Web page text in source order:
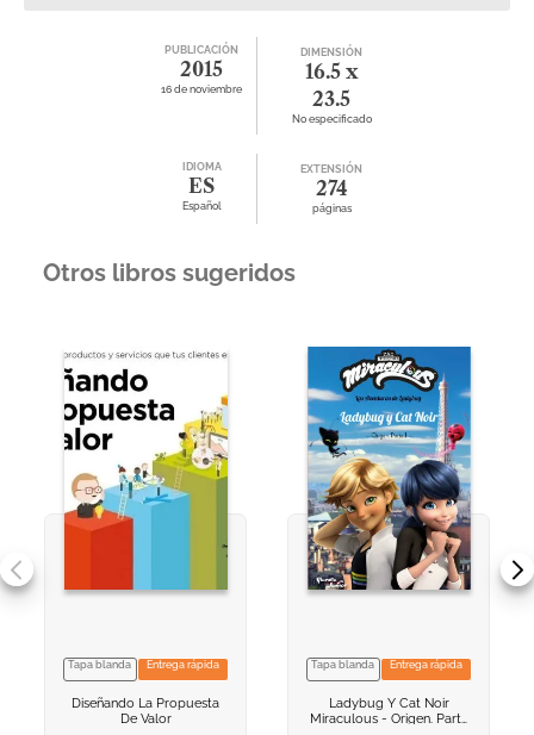
PUBLICACIÓN
2015
16 de noviembre
DIMENSIÓN
16.5 x
23.5
No especificado
IDIOMA
ES
Español
EXTENSIÓN
274
páginas
Otros libros sugeridos
VER INFORMACION
AGREGAR AL
Tapa blanda Entrega rápida
Diseñando La Propuesta
De Valor
VER INFORMACION
AGREGAR AL
Tapa blanda Entrega rápida
Ladybug Y Cat Noir
Miraculous - Origen. Parte